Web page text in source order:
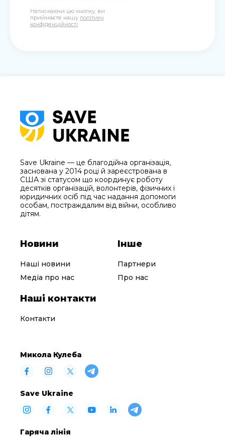
Натискаючи цю кнопку, ви
приймаєте нашу політику
конфіденційності
Save Ukraine — це благодійна організація,
заснована у 2014 році й зареєстрована в
США зі статусом що координує роботу
десятків організацій, волонтерів, фізичних і
юридичних осіб під час надання допомоги
особам, постраждалим від війни, особливо
дітям.
Новини
Наші новини
Медіа про нас
Інше
Партнери
Про нас
Наші контакти
Контакти
Микола Кулеба
Save Ukraine
Гаряча лінія